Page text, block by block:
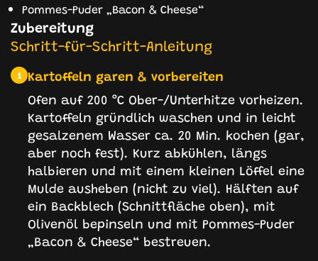
Pommes-Puder „Bacon & Cheese“
Zubereitung
Schritt-für-Schritt-Anleitung
1 Kartoffeln garen & vorbereiten
Ofen auf 200 °C Ober-/Unterhitze vorheizen.
Kartoffeln gründlich waschen und in leicht
gesalzenem Wasser ca. 20 Min. kochen (gar,
aber noch fest). Kurz abkühlen, längs
halbieren und mit einem kleinen Löffel eine
Mulde ausheben (nicht zu viel). Hälften auf
ein Backblech (Schnittfläche oben), mit
Olivenöl bepinseln und mit Pommes-Puder
„Bacon & Cheese“ bestreuen.